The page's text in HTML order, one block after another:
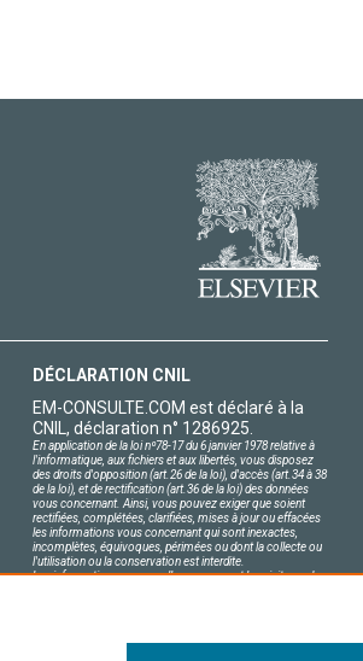
DÉCLARATION CNIL
EM-CONSULTE.COM est déclaré à la
CNIL, déclaration n° 1286925.
En application de la loi nº78-17 du 6 janvier 1978 relative à
l'informatique, aux fichiers et aux libertés, vous disposez
des droits d'opposition (art.26 de la loi), d'accès (art.34 à 38
de la loi), et de rectification (art.36 de la loi) des données
vous concernant. Ainsi, vous pouvez exiger que soient
rectifiées, complétées, clarifiées, mises à jour ou effacées
les informations vous concernant qui sont inexactes,
incomplètes, équivoques, périmées ou dont la collecte ou
l'utilisation ou la conservation est interdite.
Les informations personnelles concernant les visiteurs de